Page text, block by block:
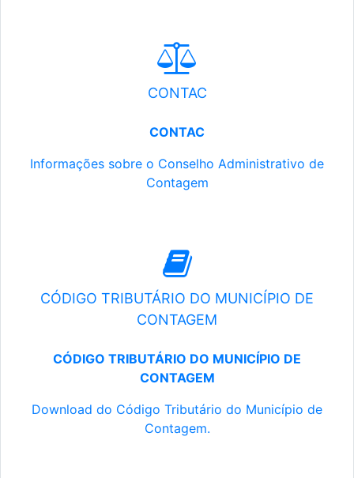
CONTAC
CONTAC
Informações sobre o Conselho Administrativo de
Contagem
CÓDIGO TRIBUTÁRIO DO MUNICÍPIO DE
CONTAGEM
CÓDIGO TRIBUTÁRIO DO MUNICÍPIO DE
CONTAGEM
Download do Código Tributário do Município de
Contagem.